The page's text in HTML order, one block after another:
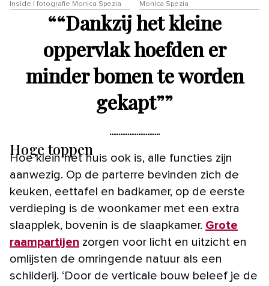
Inside | fotografie Monica Spezia
Monica Spezia
““Dankzij het kleine
oppervlak hoefden er
minder bomen te worden
gekapt””
Hoge toppen
Hoe klein het huis ook is, alle functies zijn
aanwezig. Op de parterre bevinden zich de
keuken, eettafel en badkamer, op de eerste
verdieping is de woonkamer met een extra
slaapplek, bovenin is de slaapkamer. Grote
raampartijen zorgen voor licht en uitzicht en
omlijsten de omringende natuur als een
schilderij. ‘Door de verticale bouw beleef je de